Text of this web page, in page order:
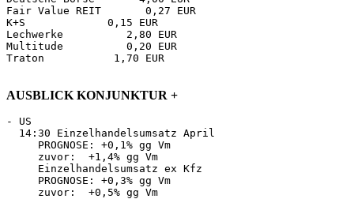
Fair Value REIT       0,27 EUR
K+S             0,15 EUR
Lechwerke          2,80 EUR
Multitude          0,20 EUR
Traton           1,70 EUR
AUSBLICK KONJUNKTUR +
- US
  14:30 Einzelhandelsumsatz April
     PROGNOSE: +0,1% gg Vm
     zuvor:  +1,4% gg Vm
     Einzelhandelsumsatz ex Kfz
     PROGNOSE: +0,3% gg Vm
     zuvor:  +0,5% gg Vm